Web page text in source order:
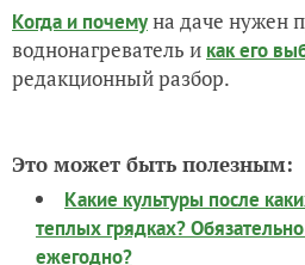
Когда и почемуна даче нужен
воднонагреватель и как его
редакционный разбор.
Это может быть полезным:
Какие культуры после
теплых грядках?
ежегодно?